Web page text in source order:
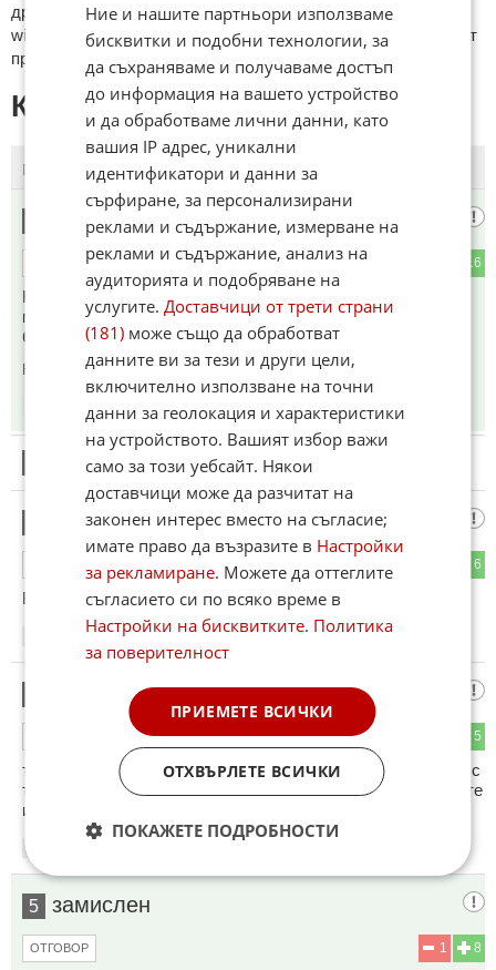
други сайтове и външни източници, с изключение на
wikipedia.org, mobile.bg, imot.bg, zaplata.bg, bazar.bg ще бъдат
премахнати.
КОМЕНТАРИ КЪМ СТАТИЯТА
ПОСЛЕДНИ ПЪРВИ
провинциалист
16
ОТГОВОР
Невероятно, но факт - технически средства за борба с
градушки има от повече от век, но у нас и тази година сме
без реколта...
Коментиран от#9
Този коментар е премахнат от модератор.
Да,да
6
В България без дронове си вали предимно градушка.
09.05.2025
5
такава прсттия не бях чел отдавна. Чаша сребърен йодит с
тегло 1кг. Та, чаша с уран 235 е по лека, бе. А за останалите
измислици няма смисъл да се нерви човек
5 замислен
8
1
ОТГОВОР
Ние и нашите партньори използваме
бисквитки и подобни технологии, за
да съхраняваме и получаваме достъп
до информация на вашето устройство
и да обработваме лични данни, като
вашия IP адрес, уникални
идентификатори и данни за
сърфиране, за персонализирани
реклами и съдържание, измерване на
реклами и съдържание, анализ на
аудиторията и подобряване на
услугите.Доставчици от трети страни
(181) може също да обработват
данните ви за тези и други цели,
включително използване на точни
данни за геолокация и характеристики
на устройството. Вашият избор важи
само за този уебсайт. Някои
доставчици може да разчитат на
законен интерес вместо на съгласие;
имате право да възразите в Настройки
за рекламиране. Можете да оттеглите
съгласието си по всяко време в
Настройки на бисквитките. Политика
за поверителност
ПРИЕМЕТЕ ВСИЧКИ
ОТХВЪРЛЕТЕ ВСИЧКИ
ПОКАЖЕТЕ ПОДРОБНОСТИ